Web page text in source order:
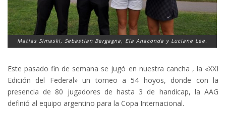
Matias Simaski, Sebastian Bergagna, Ela Anaconda y Luciane Lee.
Este pasado fin de semana se jugó en nuestra cancha , la «XXI
Edición del Federal» un torneo a 54 hoyos, donde con la
presencia de 80 jugadores de hasta 3 de handicap, la AAG
definió al equipo argentino para la Copa Internacional.